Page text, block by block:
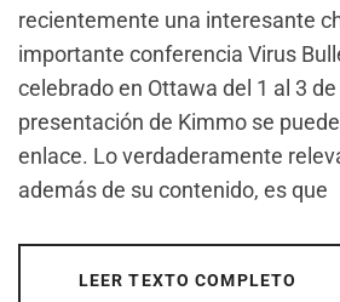
recientemente una interesante
importante conferencia Virus
celebrado en Ottawa del 1 al 3
presentación de Kimmo se
enlace. Lo verdaderamente
además de su contenido, es que
LEER TEXTO COMPLETO